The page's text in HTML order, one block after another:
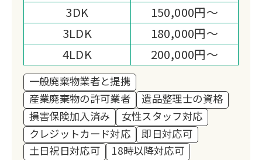
3DK
150,000円～
3LDK
180,000円～
4LDK
200,000円～
一般廃棄物業者と提携
産業廃棄物の許可業者
遺品整理士の資格
損害保険加入済み
女性スタッフ対応
クレジットカード対応
即日対応可
土日祝日対応可
18時以降対応可